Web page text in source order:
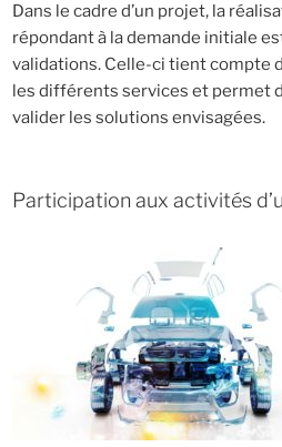
Dans le cadre d’un projet, la
répondant à la demande initiale
validations. Celle-ci tient compte
les différents services et permet
valider les solutions envisagées.
Participation aux activités